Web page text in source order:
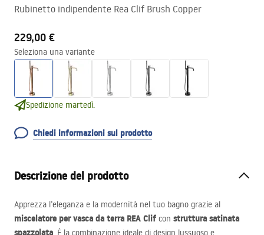
Rubinetto indipendente Rea Clif Brush Copper
229,00 €
Seleziona una variante
Spedizione martedì.
Chiedi informazioni sul prodotto
Descrizione del prodotto
Apprezza l’eleganza e la modernità nel tuo bagno grazie al
miscelatore per vasca da terra REA Clif con struttura satinata
spazzolata. È la combinazione ideale di design lussuoso e